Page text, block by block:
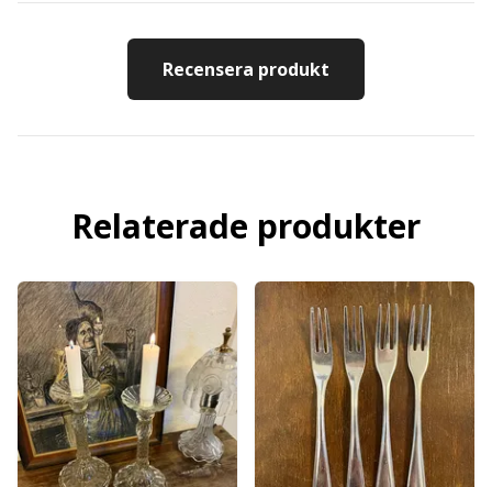
Recensera produkt
Relaterade produkter